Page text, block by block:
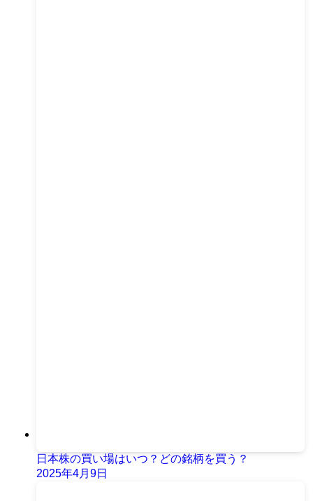
日本株の買い場はいつ？どの銘柄を買う？
2025年4月9日